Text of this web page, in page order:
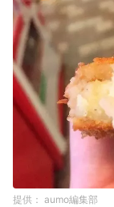
aumo編集部